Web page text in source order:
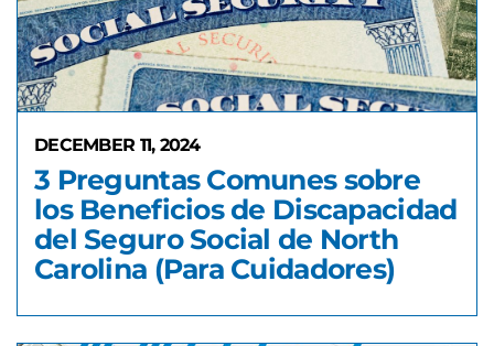
DECEMBER 11, 2024
3 Preguntas Comunes sobre
los Beneficios de Discapacidad
del Seguro Social de North
Carolina (Para Cuidadores)